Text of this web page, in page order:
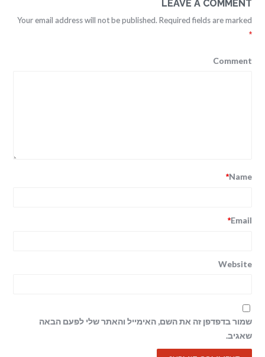
LEAVE A COMMENT
Your email address will not be published. Required fields are marked
*
Comment
Name
*
Email
*
Website
שמור בדפדפן זה את השם, האימייל והאתר שלי לפעם הבאה
שאגיב.